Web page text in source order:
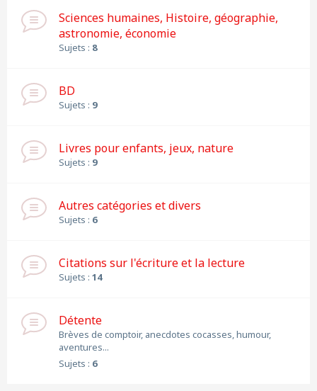
Sciences humaines, Histoire, géographie,
astronomie, économie
Sujets : 8
BD
Sujets : 9
Livres pour enfants, jeux, nature
Sujets : 9
Autres catégories et divers
Sujets : 6
Citations sur l'écriture et la lecture
Sujets : 14
Détente
Brèves de comptoir, anecdotes cocasses, humour,
aventures...
Sujets : 6